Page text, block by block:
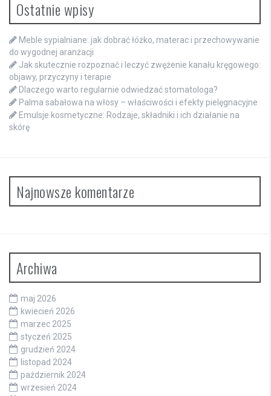
Ostatnie wpisy
Meble sypialniane: jak dobrać łóżko, materac i przechowywanie
do wygodnej aranżacji
Jak skutecznie rozpoznać i leczyć zwężenie kanału kręgowego:
objawy, przyczyny i terapie
Dlaczego warto regularnie odwiedzać stomatologa?
Palma sabałowa na włosy – właściwości i efekty pielęgnacyjne
Emulsje kosmetyczne: Rodzaje, składniki i ich działanie na
skórę
Najnowsze komentarze
Archiwa
maj 2026
kwiecień 2026
marzec 2025
styczeń 2025
grudzień 2024
listopad 2024
październik 2024
wrzesień 2024